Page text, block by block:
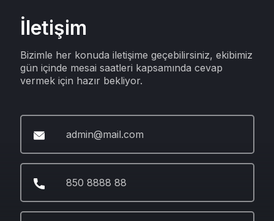
UYARI!
İletişim
Bizimle her konuda iletişime geçebilirsiniz, ekibimiz
gün içinde mesai saatleri kapsamında cevap
vermek için hazır bekliyor.
admin@mail.com
850 8888 88